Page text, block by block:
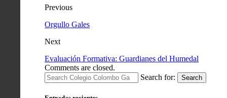
Previous
Orgullo Gales
Next
Evaluación Formativa: Guardianes del Humedal
Comments are closed.
Search for:
Search